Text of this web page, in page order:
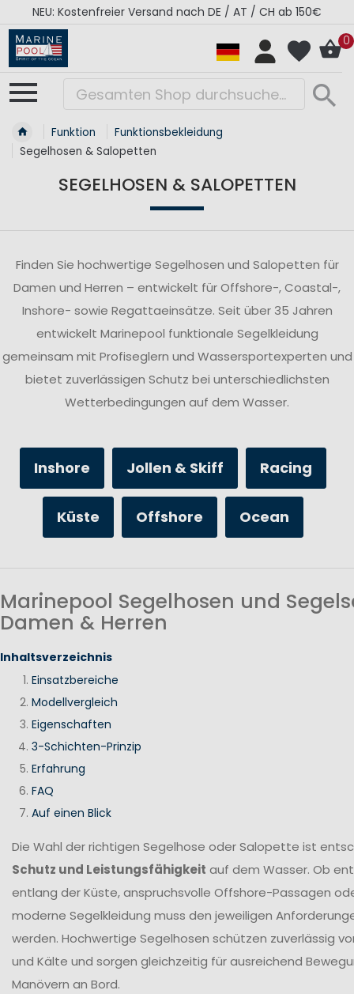
/ CH ab 150€
RÉGATES ROYALES Kollektion -
0
Funktion
Funktionsbekleidung
Segelhosen & Salopetten
SEGELHOSEN & SALOPETTEN
Finden Sie hochwertige Segelhosen und Salopetten für
Damen und Herren – entwickelt für Offshore-, Coastal-,
Inshore- sowie Regattaeinsätze. Seit über 35 Jahren
entwickelt Marinepool funktionale Segelkleidung
gemeinsam mit Profiseglern und Wassersportexperten und
bietet zuverlässigen Schutz bei unterschiedlichsten
Wetterbedingungen auf dem Wasser.
Inshore Jollen & Skiff Racing
Küste Offshore Ocean
Marinepool Segelhosen und
Damen & Herren
Inhaltsverzeichnis
Einsatzbereiche
Modellvergleich
Eigenschaften
3-Schichten-Prinzip
Erfahrung
FAQ
Auf einen Blick
Die Wahl der richtigen Segelhose oder Salopette ist
Schutz und Leistungsfähigkeit auf dem Wasser. Ob
entlang der Küste, anspruchsvolle Offshore-Passagen
moderne Segelkleidung muss den jeweiligen
werden. Hochwertige Segelhosen schützen zuverlässig
und Kälte und sorgen gleichzeitig für ausreichend
Manövern an Bord.